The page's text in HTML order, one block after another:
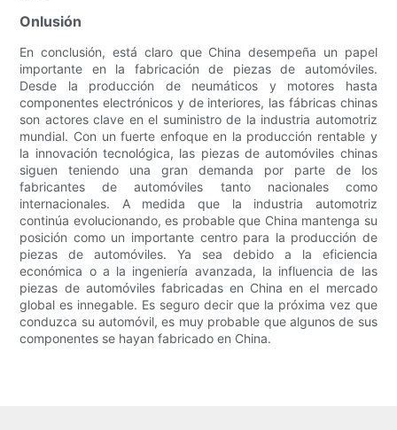
Onlusión
En conclusión, está claro que China desempeña un papel
importante en la fabricación de piezas de automóviles.
Desde la producción de neumáticos y motores hasta
componentes electrónicos y de interiores, las fábricas chinas
son actores clave en el suministro de la industria automotriz
mundial. Con un fuerte enfoque en la producción rentable y
la innovación tecnológica, las piezas de automóviles chinas
siguen teniendo una gran demanda por parte de los
fabricantes de automóviles tanto nacionales como
internacionales. A medida que la industria automotriz
continúa evolucionando, es probable que China mantenga su
posición como un importante centro para la producción de
piezas de automóviles. Ya sea debido a la eficiencia
económica o a la ingeniería avanzada, la influencia de las
piezas de automóviles fabricadas en China en el mercado
global es innegable. Es seguro decir que la próxima vez que
conduzca su automóvil, es muy probable que algunos de sus
componentes se hayan fabricado en China.